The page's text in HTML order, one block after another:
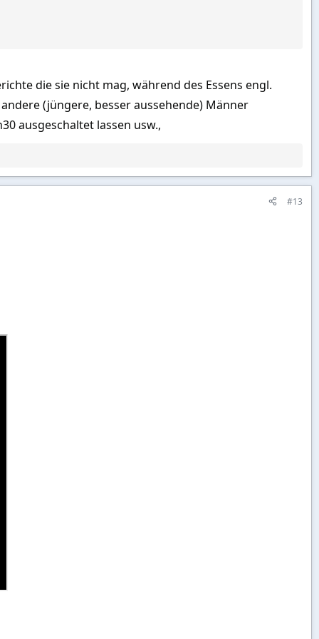
die sie nicht mag, während des Essens engl.
(jüngere, besser aussehende) Männer
ausgeschaltet lassen usw.,
#13